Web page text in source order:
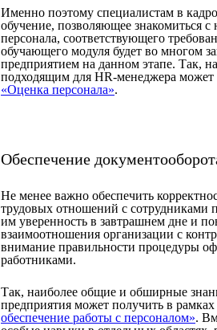
Именно поэтому специалистам в
обучение, позволяющее знакомиться
персонала, соответствующего
обучающего модуля будет во многом
предприятием на данном этапе. Так,
подходящим для HR-менеджера может
«Оценка персонала».
Обеспечение
Не менее важно обеспечить
трудовых отношений с сотрудниками
им уверенность в завтрашнем дне и
взаимоотношения организации с
внимание правильности процедуры
работниками.
Так, наиболее общие и обширные
предприятия может получить в
обеспечение работы с персоналом».